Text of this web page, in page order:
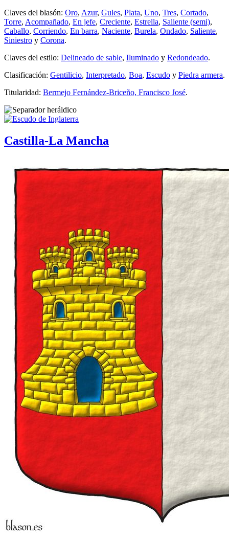
Claves del blasón: Oro, Azur, Gules, Plata, Uno, Tres, Cortado,
Torre, Acompañado, En jefe, Creciente, Estrella, Saliente (semi),
Caballo, Corriendo, En barra, Naciente, Burela, Ondado, Saliente,
Siniestro y Corona.
Claves del estilo: Delineado de sable, Iluminado y Redondeado.
Clasificación: Gentilicio, Interpretado, Boa, Escudo y Piedra armera.
Titularidad: Bermejo Fernández-Briceño, Francisco José.
Castilla-La Mancha